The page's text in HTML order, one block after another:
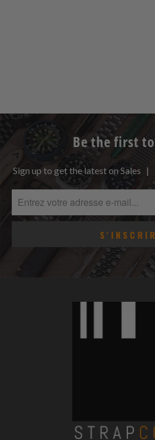
Be the first
Sign up to get the latest on Sales |